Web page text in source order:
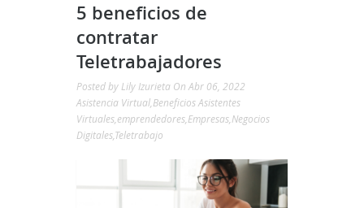
5 beneficios de
contratar
Teletrabajadores
Posted by Lily Izurieta On Abr 06, 2022
Asistencia Virtual,Beneficios Asistentes
Virtuales,emprendedores,Empresas,Negocios
Digitales,Teletrabajo